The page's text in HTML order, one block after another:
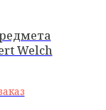
Welch